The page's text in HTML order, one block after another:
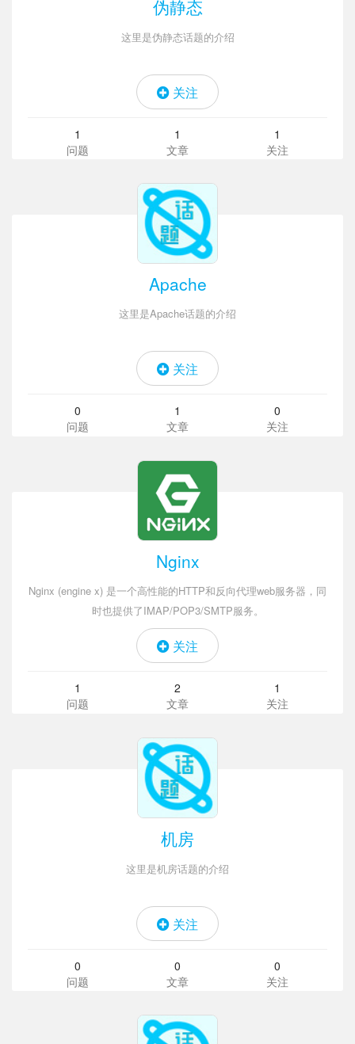
伪静态
这里是伪静态话题的介绍
关注
1
问题
1
文章
1
关注
Apache
这里是Apache话题的介绍
关注
0
问题
1
文章
0
关注
Nginx
Nginx (engine x) 是一个高性能的HTTP和反向代理web服务器，同
时也提供了IMAP/POP3/SMTP服务。
关注
1
问题
2
文章
1
关注
机房
这里是机房话题的介绍
关注
0
问题
0
文章
0
关注